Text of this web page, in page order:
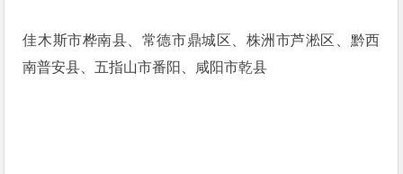
佳木斯市桦南县、常德市鼎城区、株洲市芦淞区、黔西
南普安县、五指山市番阳、咸阳市乾县